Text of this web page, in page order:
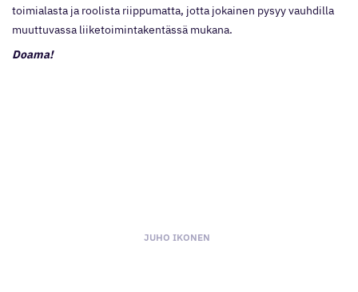
toimialasta ja roolista riippumatta, jotta jokainen pysyy vauhdilla
muuttuvassa liiketoimintakentässä mukana.
Doama!
JUHO IKONEN